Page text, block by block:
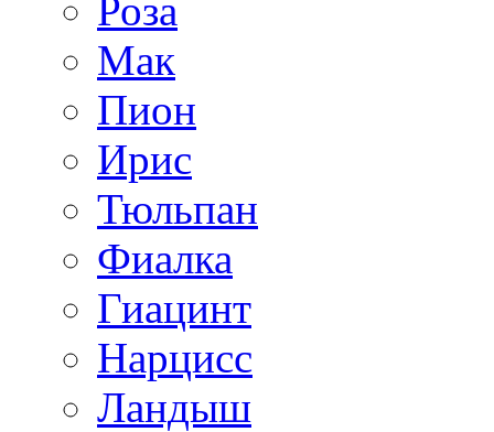
Роза
Мак
Пион
Ирис
Тюльпан
Фиалка
Гиацинт
Нарцисс
Ландыш